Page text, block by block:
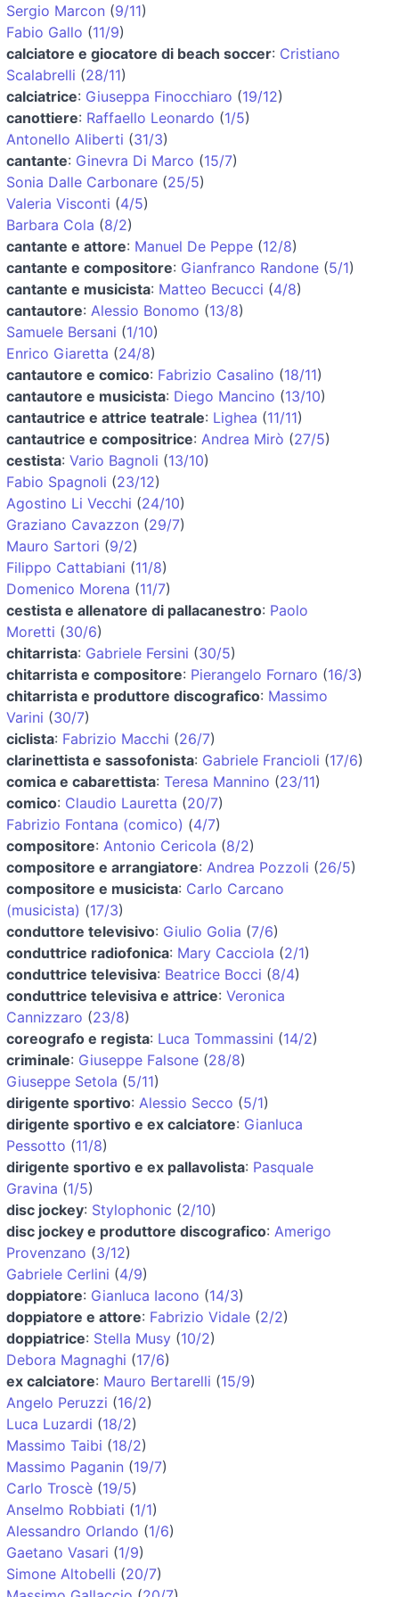
Sergio Marcon (9/11)
Fabio Gallo (11/9)
calciatore e giocatore di beach soccer: Cristiano
Scalabrelli (28/11)
calciatrice: Giuseppa Finocchiaro (19/12)
canottiere: Raffaello Leonardo (1/5)
Antonello Aliberti (31/3)
cantante: Ginevra Di Marco (15/7)
Sonia Dalle Carbonare (25/5)
Valeria Visconti (4/5)
Barbara Cola (8/2)
cantante e attore: Manuel De Peppe (12/8)
cantante e compositore: Gianfranco Randone (5/1)
cantante e musicista: Matteo Becucci (4/8)
cantautore: Alessio Bonomo (13/8)
Samuele Bersani (1/10)
Enrico Giaretta (24/8)
cantautore e comico: Fabrizio Casalino (18/11)
cantautore e musicista: Diego Mancino (13/10)
cantautrice e attrice teatrale: Lighea (11/11)
cantautrice e compositrice: Andrea Mirò (27/5)
cestista: Vario Bagnoli (13/10)
Fabio Spagnoli (23/12)
Agostino Li Vecchi (24/10)
Graziano Cavazzon (29/7)
Mauro Sartori (9/2)
Filippo Cattabiani (11/8)
Domenico Morena (11/7)
cestista e allenatore di pallacanestro: Paolo
Moretti (30/6)
chitarrista: Gabriele Fersini (30/5)
chitarrista e compositore: Pierangelo Fornaro (16/3)
chitarrista e produttore discografico: Massimo
Varini (30/7)
ciclista: Fabrizio Macchi (26/7)
clarinettista e sassofonista: Gabriele Francioli (17/6)
comica e cabarettista: Teresa Mannino (23/11)
comico: Claudio Lauretta (20/7)
Fabrizio Fontana (comico) (4/7)
compositore: Antonio Cericola (8/2)
compositore e arrangiatore: Andrea Pozzoli (26/5)
compositore e musicista: Carlo Carcano
(musicista) (17/3)
conduttore televisivo: Giulio Golia (7/6)
conduttrice radiofonica: Mary Cacciola (2/1)
conduttrice televisiva: Beatrice Bocci (8/4)
conduttrice televisiva e attrice: Veronica
Cannizzaro (23/8)
coreografo e regista: Luca Tommassini (14/2)
criminale: Giuseppe Falsone (28/8)
Giuseppe Setola (5/11)
dirigente sportivo: Alessio Secco (5/1)
dirigente sportivo e ex calciatore: Gianluca
Pessotto (11/8)
dirigente sportivo e ex pallavolista: Pasquale
Gravina (1/5)
disc jockey: Stylophonic (2/10)
disc jockey e produttore discografico: Amerigo
Provenzano (3/12)
Gabriele Cerlini (4/9)
doppiatore: Gianluca Iacono (14/3)
doppiatore e attore: Fabrizio Vidale (2/2)
doppiatrice: Stella Musy (10/2)
Debora Magnaghi (17/6)
ex calciatore: Mauro Bertarelli (15/9)
Angelo Peruzzi (16/2)
Luca Luzardi (18/2)
Massimo Taibi (18/2)
Massimo Paganin (19/7)
Carlo Troscè (19/5)
Anselmo Robbiati (1/1)
Alessandro Orlando (1/6)
Gaetano Vasari (1/9)
Simone Altobelli (20/7)